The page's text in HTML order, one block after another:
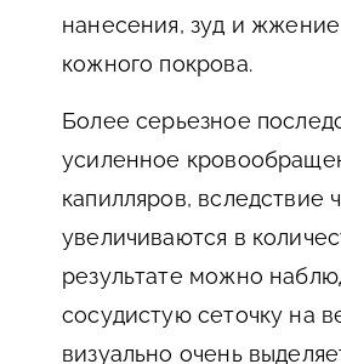
нанесения, зуд и
кожного покрова.
Более серьезное
усиленное
капилляров, вследствие
увеличиваются в
результате можно
сосудистую сеточку на
визуально очень